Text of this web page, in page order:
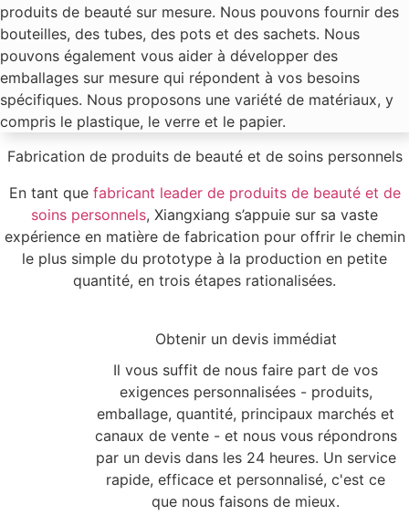
produits de beauté sur mesure. Nous pouvons fournir des
bouteilles, des tubes, des pots et des sachets. Nous
pouvons également vous aider à développer des
emballages sur mesure qui répondent à vos besoins
spécifiques. Nous proposons une variété de matériaux, y
compris le plastique, le verre et le papier.
Fabrication de produits de beauté et de soins personnels
En tant que fabricant leader de produits de beauté et de
soins personnels, Xiangxiang s’appuie sur sa vaste
expérience en matière de fabrication pour offrir le chemin
le plus simple du prototype à la production en petite
quantité, en trois étapes rationalisées.
Obtenir un devis immédiat
Il vous suffit de nous faire part de vos
exigences personnalisées - produits,
emballage, quantité, principaux marchés et
canaux de vente - et nous vous répondrons
par un devis dans les 24 heures. Un service
rapide, efficace et personnalisé, c'est ce
que nous faisons de mieux.